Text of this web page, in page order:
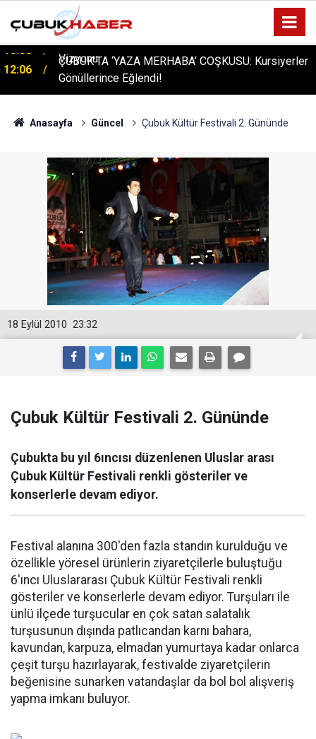
12:06
ÇUBUK’TA ‘YAZA MERHABA’ COŞKUSU: Kursiyerler
Gönüllerince Eğlendi!
Anasayfa Güncel Çubuk Kültür Festivali 2. Gününde
23:32
18 Eylül 2010
Çubuk Kültür Festivali 2. Gününde
Çubukta bu yıl 6ıncısı düzenlenen Uluslar arası
Çubuk Kültür Festivali renkli gösteriler ve
konserlerle devam ediyor.
Festival alanına 300'den fazla standın kurulduğu ve
özellikle yöresel ürünlerin ziyaretçilerle buluştuğu
6'ıncı Uluslararası Çubuk Kültür Festivali renkli
gösteriler ve konserlerle devam ediyor. Turşuları ile
ünlü ilçede turşucular en çok satan salatalık
turşusunun dışında patlıcandan karnı bahara,
kavundan, karpuza, elmadan yumurtaya kadar onlarca
çeşit turşu hazırlayarak, festivalde ziyaretçilerin
beğenisine sunarken vatandaşlar da bol bol alışveriş
yapma imkanı buluyor.